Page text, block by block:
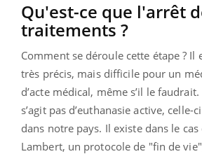
Qu'est-ce que l'arrêt
traitements ?
Comment se déroule cette étape ? Il
très précis, mais difficile pour un
d’acte médical, même s’il le
s’agit pas d’euthanasie active,
dans notre pays. Il existe dans le
Lambert, un protocole de "fin de